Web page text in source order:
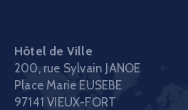
Hôtel de Ville
200, rue Sylvain JANOE
Place Marie EUSEBE
97141 VIEUX-FORT